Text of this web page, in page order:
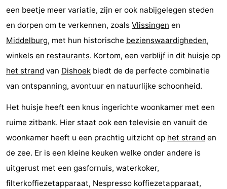
Westduin
Hôtels
Last
minutes
Plages
et
faire
Lieux
d'intérêt
-
Musées
-
Monuments
-
een beetje meer variatie, zijn er ook nabijgelegen steden
en dorpen om te verkennen, zoals Vlissingen en
Middelburg, met hun historische bezienswaardigheden,
winkels en restaurants. Kortom, een verblijf in dit huisje op
het strand van Dishoek biedt de de perfecte combinatie
van ontspanning, avontuur en natuurlijke schoonheid.
Het huisje heeft een knus ingerichte woonkamer met een
ruime zitbank. Hier staat ook een televisie en vanuit de
woonkamer heeft u een prachtig uitzicht op het strand en
de zee. Er is een kleine keuken welke onder andere is
uitgerust met een gasfornuis, waterkoker,
filterkoffiezetapparaat, Nespresso koffiezetapparaat,